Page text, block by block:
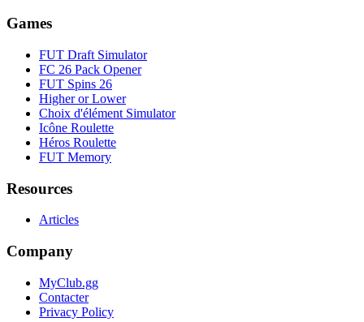
Games
FUT Draft Simulator
FC 26 Pack Opener
FUT Spins 26
Higher or Lower
Choix d'élément Simulator
Icône Roulette
Héros Roulette
FUT Memory
Resources
Articles
Company
MyClub.gg
Contacter
Privacy Policy